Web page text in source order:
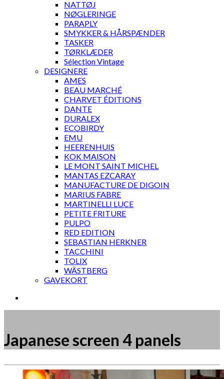
NATTØJ
NØGLERINGE
PARAPLY
SMYKKER & HÅRSPÆNDER
TASKER
TØRKLÆDER
Sélection Vintage
DESIGNERE
AMES
BEAU MARCHÉ
CHARVET ÉDITIONS
DANTE
DURALEX
ECOBIRDY
EMU
HEERENHUIS
KOK MAISON
LE MONT SAINT MICHEL
MANTAS EZCARAY
MANUFACTURE DE DIGOIN
MARIUS FABRE
MARTINELLI LUCE
PETITE FRITURE
PULPO
RED EDITION
SEBASTIAN HERKNER
TACCHINI
TOLIX
WÄSTBERG
GAVEKORT
Japanese screen 4 panels
Måske kunne nogle af disse produkter have din